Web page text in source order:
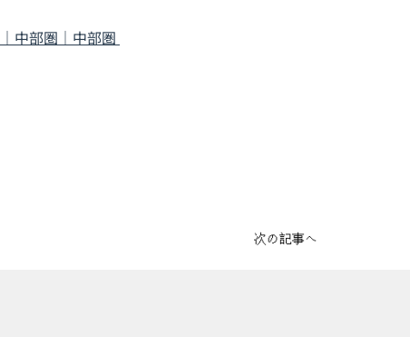
次の記事へ
中部圏｜中部圏